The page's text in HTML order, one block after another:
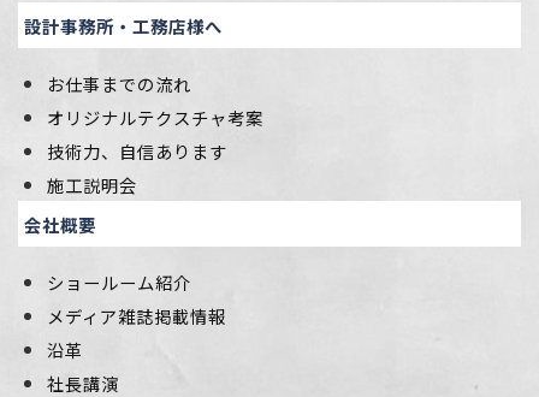
設計事務所・工務店様へ
お仕事までの流れ
オリジナルテクスチャ考案
技術力、自信あります
施工説明会
会社概要
ショールーム紹介
メディア雑誌掲載情報
沿革
社長講演